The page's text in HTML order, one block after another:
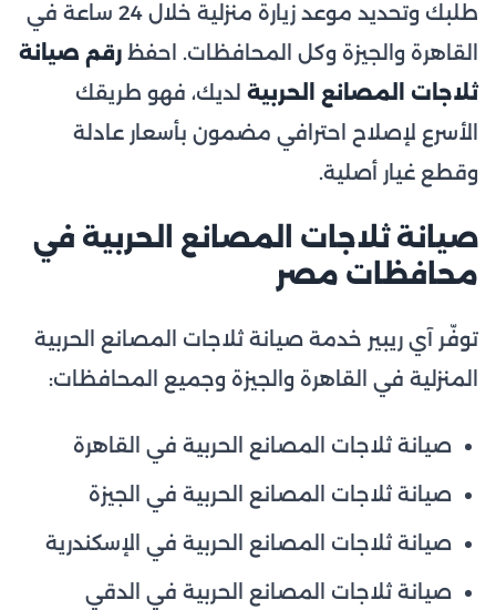
طلبك وتحديد موعد زيارة منزلية خلال 24 ساعة في
القاهرة والجيزة وكل المحافظات. احفظ رقم صيانة
ثلاجات المصانع الحربية لديك، فهو طريقك
الأسرع لإصلاح احترافي مضمون بأسعار عادلة
وقطع غيار أصلية.
صيانة ثلاجات المصانع الحربية في
محافظات مصر
توفّر آي ريبير خدمة صيانة ثلاجات المصانع الحربية
المنزلية في القاهرة والجيزة وجميع المحافظات:
صيانة ثلاجات المصانع الحربية في القاهرة
صيانة ثلاجات المصانع الحربية في الجيزة
صيانة ثلاجات المصانع الحربية في الإسكندرية
صيانة ثلاجات المصانع الحربية في الدقي